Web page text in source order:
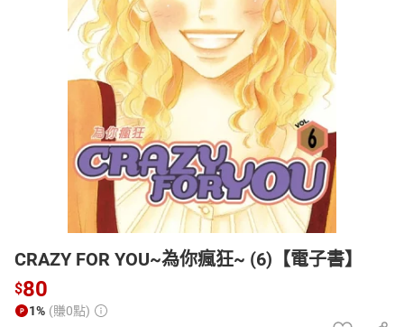
男裝 化妝保養 情趣用品
電子/紙本書
HOT
CRAZY FOR YOU~為你瘋狂~ (6)【電子書】
$80
1% (賺0點)